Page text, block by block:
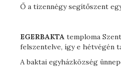
Ő a tizennégy segítőszent
EGERBAKTA temploma
felszentelve, így e hétvégén
A baktai egyházközség